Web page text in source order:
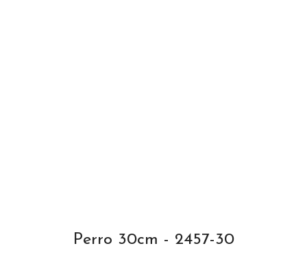
Perro 30cm - 2457-30